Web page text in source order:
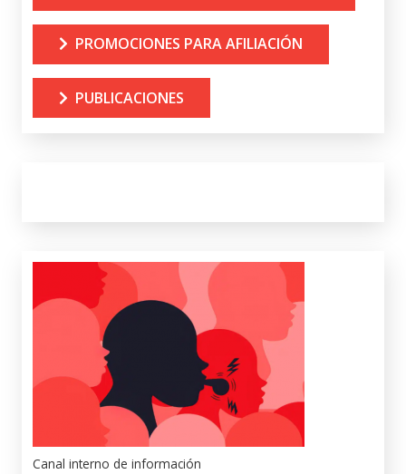
PROMOCIONES PARA AFILIACIÓN
PUBLICACIONES
Canal interno de información